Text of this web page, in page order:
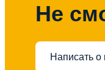
Не
Написать